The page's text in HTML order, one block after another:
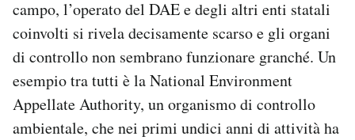
campo, l’operato del DAE e degli altri enti statali
coinvolti si rivela decisamente scarso e gli organi
di controllo non sembrano funzionare granché. Un
esempio tra tutti è la National Environment
Appellate Authority, un organismo di controllo
ambientale, che nei primi undici anni di attività ha